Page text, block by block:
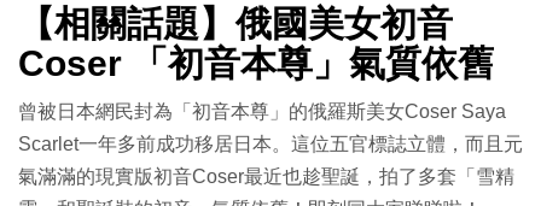
【相關話題】俄國美女初音
Coser 「初音本尊」氣質依舊
曾被日本網民封為「初音本尊」的俄羅斯美女Coser Saya
Scarlet一年多前成功移居日本。這位五官標誌立體，而且元
氣滿滿的現實版初音Coser最近也趁聖誕，拍了多套「雪精